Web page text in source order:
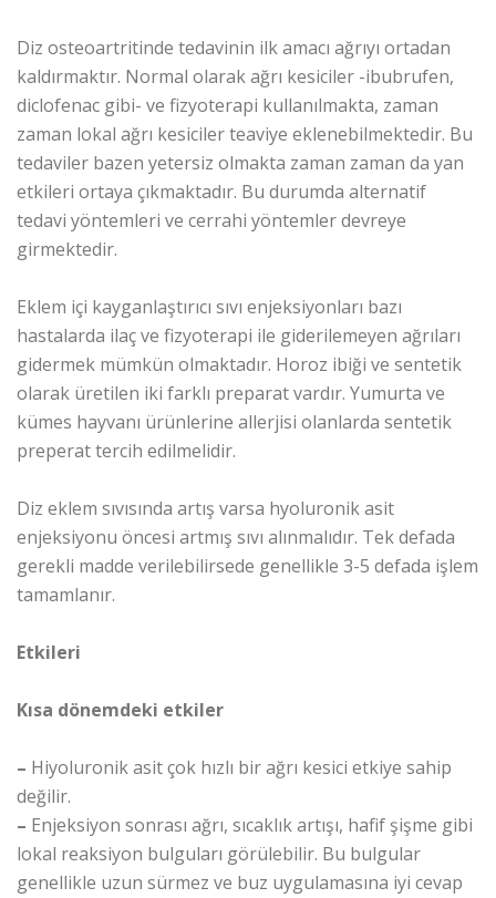
Diz osteoartritinde tedavinin ilk amacı ağrıyı ortadan
kaldırmaktır. Normal olarak ağrı kesiciler -ibubrufen,
diclofenac gibi- ve fizyoterapi kullanılmakta, zaman
zaman lokal ağrı kesiciler teaviye eklenebilmektedir. Bu
tedaviler bazen yetersiz olmakta zaman zaman da yan
etkileri ortaya çıkmaktadır. Bu durumda alternatif
tedavi yöntemleri ve cerrahi yöntemler devreye
girmektedir.
Eklem içi kayganlaştırıcı sıvı enjeksiyonları bazı
hastalarda ilaç ve fizyoterapi ile giderilemeyen ağrıları
gidermek mümkün olmaktadır. Horoz ibiği ve sentetik
olarak üretilen iki farklı preparat vardır. Yumurta ve
kümes hayvanı ürünlerine allerjisi olanlarda sentetik
preperat tercih edilmelidir.
Diz eklem sıvısında artış varsa hyoluronik asit
enjeksiyonu öncesi artmış sıvı alınmalıdır. Tek defada
gerekli madde verilebilirsede genellikle 3-5 defada işlem
tamamlanır.
Etkileri
Kısa dönemdeki etkiler
– Hiyoluronik asit çok hızlı bir ağrı kesici etkiye sahip
değilir.
– Enjeksiyon sonrası ağrı, sıcaklık artışı, hafif şişme gibi
lokal reaksiyon bulguları görülebilir. Bu bulgular
genellikle uzun sürmez ve buz uygulamasına iyi cevap